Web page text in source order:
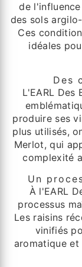
de
des sols
Ces
idéales
Des
L'EARL Des
produire ses
plus utilisés,
Merlot, qui
complexité
Un
À l'EARL
processus
Les raisins
vinifiés
aromatique